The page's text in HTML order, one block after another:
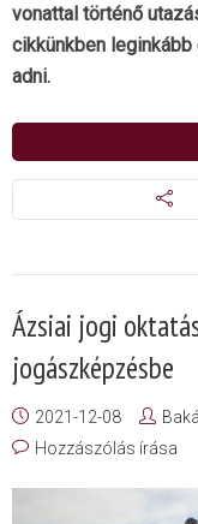
vonattal történő
cikkünkben
adni.
Ázsiai jogi
jogászképzésbe
2021-12-08
Hozzászólás írása